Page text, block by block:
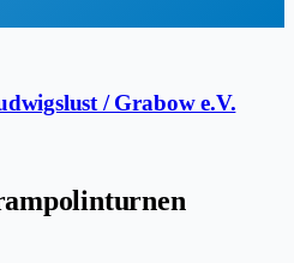
/ Grabow e.V.